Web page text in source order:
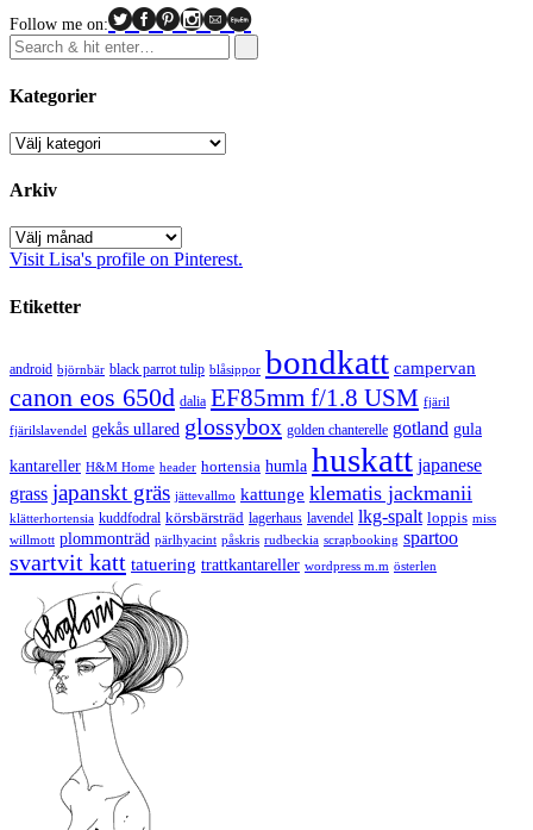
Follow me on:
Kategorier
Kategorier
Arkiv
Arkiv
Visit Lisa's profile on Pinterest.
Etiketter
android björnbär black parrot tulip blåsippor bondkatt campervan
canon eos 650d dalia EF85mm f/1.8 USM fjäril
fjärilslavendel gekås ullared glossybox golden chanterelle gotland gula
kantareller H&M Home header hortensia humla huskatt japanese
grass japanskt gräs jättevallmo kattunge klematis jackmanii
klätterhortensia kuddfodral körsbärsträd lagerhaus lavendel lkg-spalt loppis miss
willmott plommonträd pärlhyacint påskris rudbeckia scrapbooking spartoo
svartvit katt tatuering trattkantareller wordpress m.m österlen